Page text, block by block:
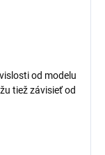
od modelu
tiež závisieť od